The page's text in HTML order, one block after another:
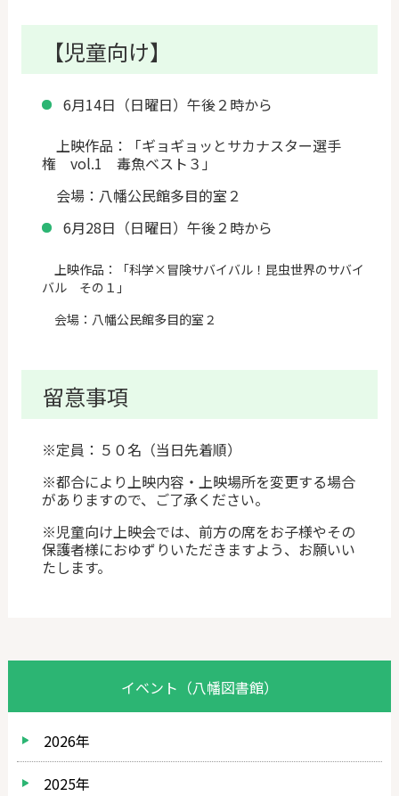
【児童向け】
6月14日（日曜日）午後２時から
上映作品：「ギョギョッとサカナスター選手
権 vol.1 毒魚ベスト３ 」
会場：八幡公民館多目的室２
6月28日（日曜日）午後２時から
上映作品：「科学×冒険サバイバル！昆虫世界のサバイ
バル その１」
会場：八幡公民館多目的室２
留意事項
※定員：５０名（当日先着順）
※都合により上映内容・上映場所を変更する場合
がありますので、ご了承ください。
※児童向け上映会では、前方の席をお子様やその
保護者様におゆずりいただきますよう、お願いい
たします。
イベント（八幡図書館）
2026年
2025年